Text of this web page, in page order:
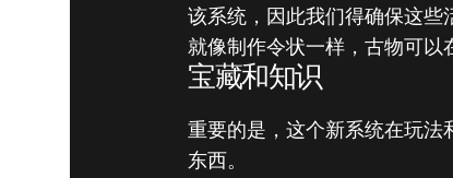
该系统，因此我们得确保这些
就像制作令状一样，古物可以
宝藏和知识
重要的是，这个新系统在玩
东西。